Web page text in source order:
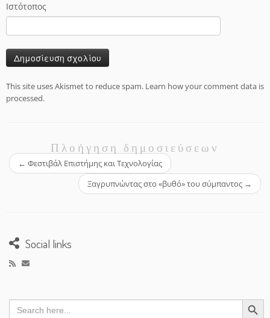
Ιστότοπος
This site uses Akismet to reduce spam. Learn how your comment data is
processed.
Πλοήγηση δημοσιεύσεων
← Φεστιβάλ Επιστήμης και Τεχνολογίας
Ξαγρυπνώντας στο «βυθό» του σύμπαντος →
Social links
Search
for:
Search Button